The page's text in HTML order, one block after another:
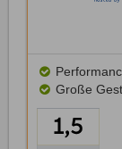
Große